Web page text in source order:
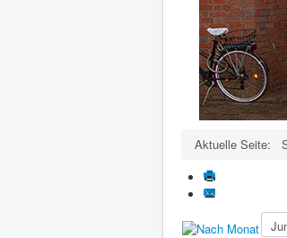
Aktuelle Seite: